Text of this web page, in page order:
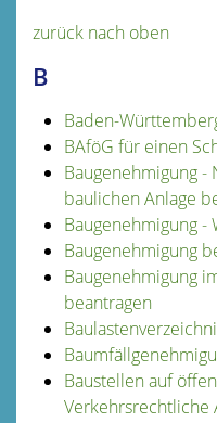
zurück nach oben
B
Baden-
BAföG für einen
Baugenehmigung -
baulichen Anlage
Baugenehmigung -
Baugenehmigung
Baugenehmigung
beantragen
Baustellen auf
Verkehrsrechtliche